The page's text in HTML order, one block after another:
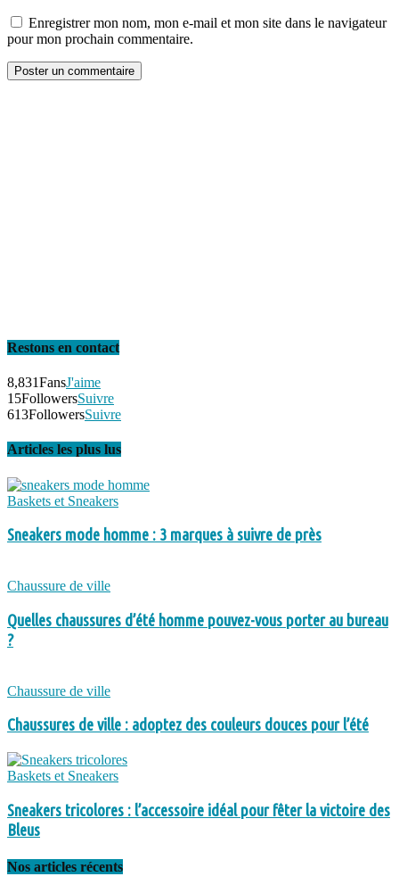
Enregistrer mon nom, mon e-mail et mon site dans le navigateur
pour mon prochain commentaire.
Restons en contact
8,831FansJ'aime
15FollowersSuivre
613FollowersSuivre
Articles les plus lus
Baskets et Sneakers
Sneakers mode homme : 3 marques à suivre de près
Chaussure de ville
Quelles chaussures d’été homme pouvez-vous porter au bureau
?
Chaussure de ville
Chaussures de ville : adoptez des couleurs douces pour l’été
Baskets et Sneakers
Sneakers tricolores : l’accessoire idéal pour fêter la victoire des
Bleus
Nos articles récents